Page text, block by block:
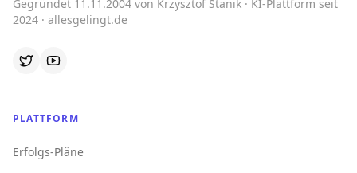
Gegründet 11.11.2004 von Krzysztof Stanik · KI-Plattform seit
2024 · allesgelingt.de
PLATTFORM
Erfolgs-Pläne